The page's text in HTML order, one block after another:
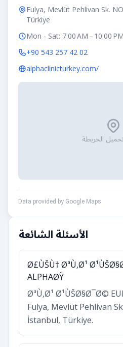
Fulya, Mevlüt Pehlivan Sk.
Türkiye
Mon - Sat: 7:00 AM – 10:00 PM
+90 543 257 42 02
alphaclinicturkey.com/
Data provided by Google Maps
الأسئلة الشائعة
Ø£ÙŠÙ† ØªÙ‚Ø¹
ALPHAØŸ
ØªÙ‚Ø¹ Ø¹ÙŠØ§Ø¯Ø©
Fulya, Mevlüt Pehlivan
İstanbul, Türkiye.